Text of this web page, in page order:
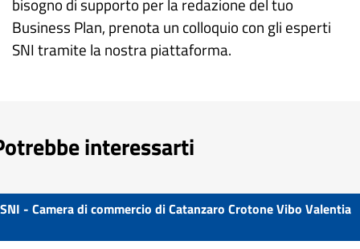
bisogno di supporto per la redazione del tuo
Business Plan, prenota un colloquio con gli esperti
SNI tramite la nostra piattaforma.
interessarti
SNI - Camera di commercio di Catanzaro Crotone Vibo Valentia